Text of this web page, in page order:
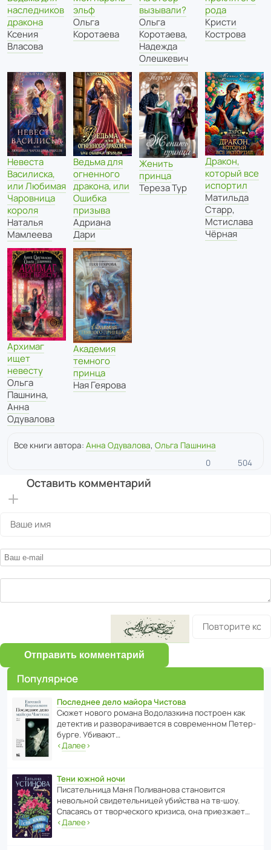
наследников
дракона
Ксения
Власова
эльф
Ольга
Коротаева
вызывали?
Ольга
Коротаева,
Надежда
Олешкевич
рода
Кристи
Кострова
Невеста
Василиска,
или Любимая
Чаровница
короля
Наталья
Мамлеева
Ведьма для
огненного
дракона, или
Ошибка
призыва
Адриана
Дари
Женить
принца
Тереза Тур
Дракон,
который все
испортил
Матильда
Старр,
Мстислава
Чёрная
Архимаг
ищет
невесту
Ольга
Пашнина,
Анна
Одувалова
Академия
темного
принца
Ная Геярова
Все книги автора: Анна Одувалова, Ольга Пашнина
0
504
Оставить комментарий
Отправить комментарий
Популярное
Последнее дело майора Чистова
Сюжет нового романа Водо­ла­з­кина пост­роен как
дете­ктив и разво­ра­чи­ва­ется в совре­менном Пете­р­
бурге. Убивают…
‹Далее›
Тени южной ночи
Писа­тель­ница Маня Поли­ва­нова стано­вится
невольной свиде­тель­ницей убийства на тв-шоу.
Спасаясь от твор­че­с­кого кризиса, она приезжает…
‹Далее›